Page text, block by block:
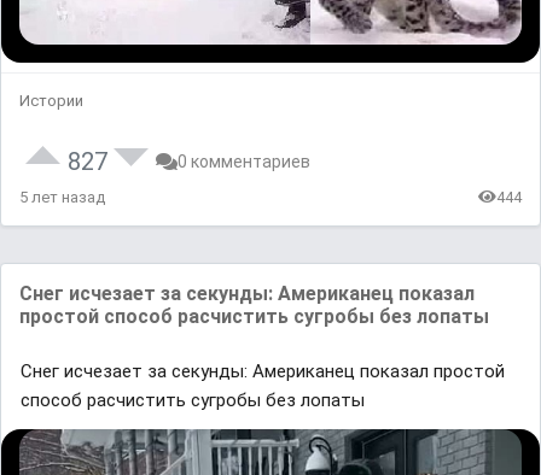
Истории
827 0 комментариев
5 лет назад 444
Снег исчезает за секунды: Американец показал
простой способ расчистить сугробы без лопаты
Снег исчезает за секунды: Американец показал простой
способ расчистить сугробы без лопаты